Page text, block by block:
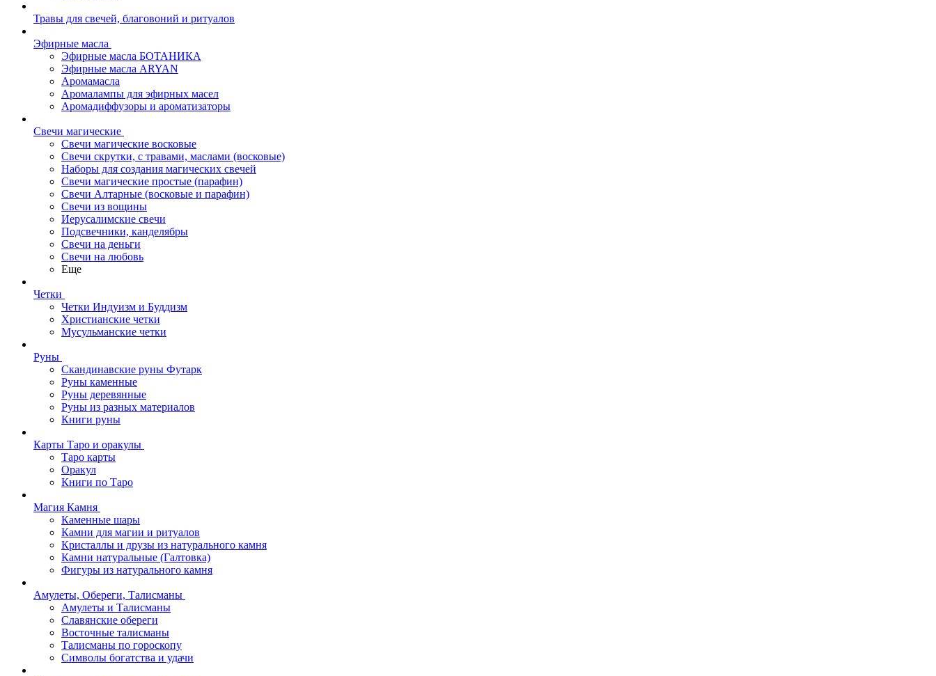
Травы для свечей, благовоний и ритуалов
Эфирные масла
Эфирные масла БОТАНИКА
Эфирные масла ARYAN
Аромамасла
Аромалампы для эфирных масел
Аромадиффузоры и ароматизаторы
Свечи магические
Свечи магические восковые
Свечи скрутки, с травами, маслами (восковые)
Наборы для создания магических свечей
Свечи магические простые (парафин)
Свечи Алтарные (восковые и парафин)
Свечи из вощины
Иерусалимские свечи
Подсвечники, канделябры
Свечи на деньги
Свечи на любовь
Еще
Четки
Четки Индуизм и Буддизм
Христианские четки
Мусульманские четки
Руны
Скандинавские руны Футарк
Руны каменные
Руны деревянные
Руны из разных материалов
Книги руны
Карты Таро и оракулы
Таро карты
Оракул
Книги по Таро
Магия Камня
Каменные шары
Камни для магии и ритуалов
Кристаллы и друзы из натурального камня
Камни натуральные (Галтовка)
Фигуры из натурального камня
Амулеты, Обереги, Талисманы
Амулеты и Талисманы
Славянские обереги
Восточные талисманы
Талисманы по гороскопу
Символы богатства и удачи